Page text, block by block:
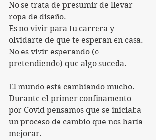
No se trata de presumir de llevar
ropa de diseño.
Es no vivir para tu carrera y
olvidarte de que te esperan en casa.
No es vivir esperando (o
pretendiendo) que algo suceda.
El mundo está cambiando mucho.
Durante el primer confinamento
por Covid pensamos que se iniciaba
un proceso de cambio que nos haría
mejorar.